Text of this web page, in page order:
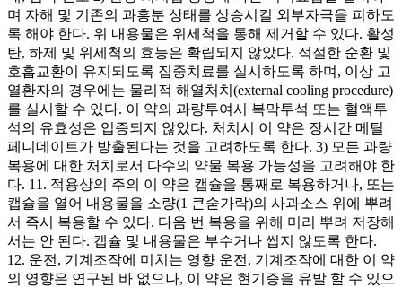
며 자해 및 기존의 과흥분 상태를 상승시킬 외부자극을 피하도
록 해야 한다. 위 내용물은 위세척을 통해 제거할 수 있다. 활성
탄, 하제 및 위세척의 효능은 확립되지 않았다. 적절한 순환 및
호흡교환이 유지되도록 집중치료를 실시하도록 하며, 이상 고
열환자의 경우에는 물리적 해열처치(external cooling procedure)
를 실시할 수 있다. 이 약의 과량투여시 복막투석 또는 혈액투
석의 유효성은 입증되지 않았다. 처치시 이 약은 장시간 메틸
페니데이트가 방출된다는 것을 고려하도록 한다. 3) 모든 과량
복용에 대한 처치로서 다수의 약물 복용 가능성을 고려해야 한
다. 11. 적용상의 주의 이 약은 캡슐을 통째로 복용하거나, 또는
캡슐을 열어 내용물을 소량(1 큰숟가락)의 사과소스 위에 뿌려
서 즉시 복용할 수 있다. 다음 번 복용을 위해 미리 뿌려 저장해
서는 안 된다. 캡슐 및 내용물은 부수거나 씹지 않도록 한다.
12. 운전, 기계조작에 미치는 영향 운전, 기계조작에 대한 이 약
의 영향은 연구된 바 없으나, 이 약은 현기증을 유발 할 수 있으